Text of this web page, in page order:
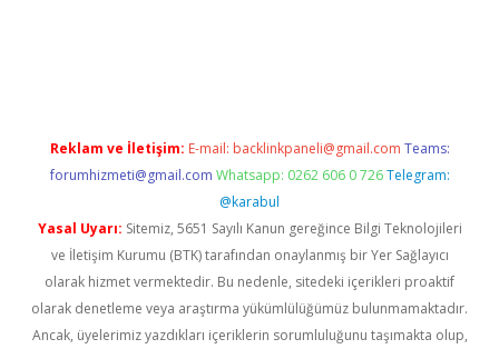
Reklam ve İletişim: E-mail: backlinkpaneli@gmail.com Teams:
forumhizmeti@gmail.com Whatsapp: 0262 606 0 726 Telegram:
@karabul
Yasal Uyarı: Sitemiz, 5651 Sayılı Kanun gereğince Bilgi Teknolojileri
ve İletişim Kurumu (BTK) tarafından onaylanmış bir Yer Sağlayıcı
olarak hizmet vermektedir. Bu nedenle, sitedeki içerikleri proaktif
olarak denetleme veya araştırma yükümlülüğümüz bulunmamaktadır.
Ancak, üyelerimiz yazdıkları içeriklerin sorumluluğunu taşımakta olup,